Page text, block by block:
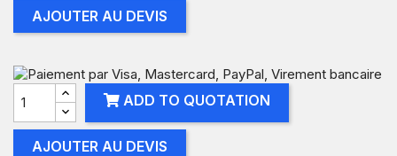
AJOUTER AU DEVIS
ADD TO QUOTATION
AJOUTER AU DEVIS